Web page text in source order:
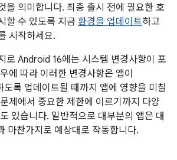
을 의미합니다. 최종 출시 전에 필요한 호
할 수 있도록 지금 환경을 업데이트하고
시작하세요.
로 Android 16에는 시스템 변경사항이 포
에 따라 이러한 변경사항은 앱이
록 업데이트될 때까지 앱에 영향을 미칠
제에서 중요한 제한에 이르기까지 다양
있습니다. 일반적으로 대부분의 앱은 대
마찬가지로 예상대로 작동합니다.